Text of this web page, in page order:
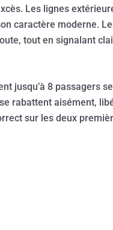
Les lignes
caractère moderne.
tout en signalant
jusqu’à 8 passagers
rabattent aisément,
sur les deux